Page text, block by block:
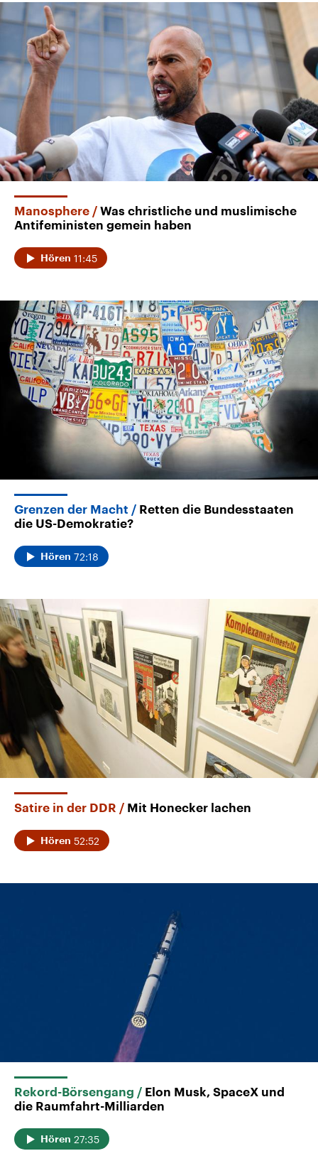
Manosphere
Was christliche und muslimische
Antifeministen gemein haben
Hören 11:45
Grenzen der Macht
Retten die Bundesstaaten
die US-Demokratie?
Hören 72:18
Satire in der DDR Mit Honecker lachen
Hören 52:52
Rekord-Börsengang
Elon Musk, SpaceX und
die Raumfahrt-Milliarden
Hören 27:35